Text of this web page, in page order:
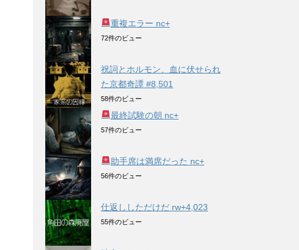
重複エラー nc+
72件のビュー
祝詞とホルモン、血に伏せられ
た京都奇譚 #8,501
58件のビュー
最終試験の朝 nc+
57件のビュー
助手席は満席だった nc+
56件のビュー
仕返ししただけだ rw+4,023
55件のビュー